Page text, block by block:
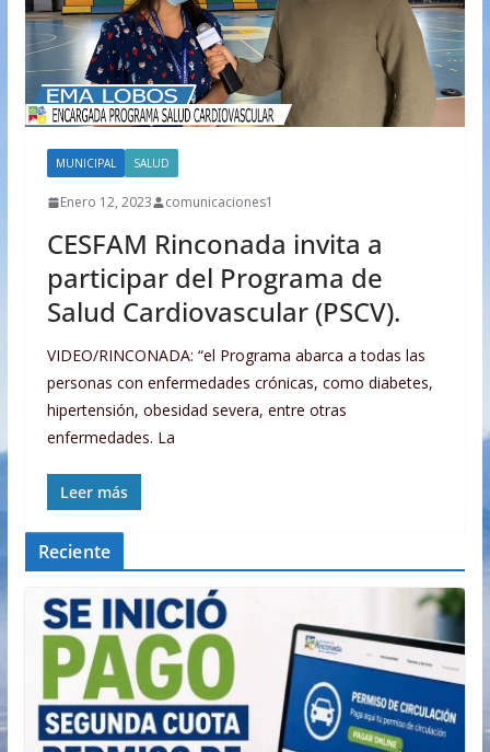
MUNICIPAL SALUD
Enero 12, 2023 comunicaciones1
CESFAM Rinconada invita a
participar del Programa de
Salud Cardiovascular (PSCV).
VIDEO/RINCONADA: “el Programa abarca a todas las
personas con enfermedades crónicas, como diabetes,
hipertensión, obesidad severa, entre otras
enfermedades. La
Leer más
Reciente